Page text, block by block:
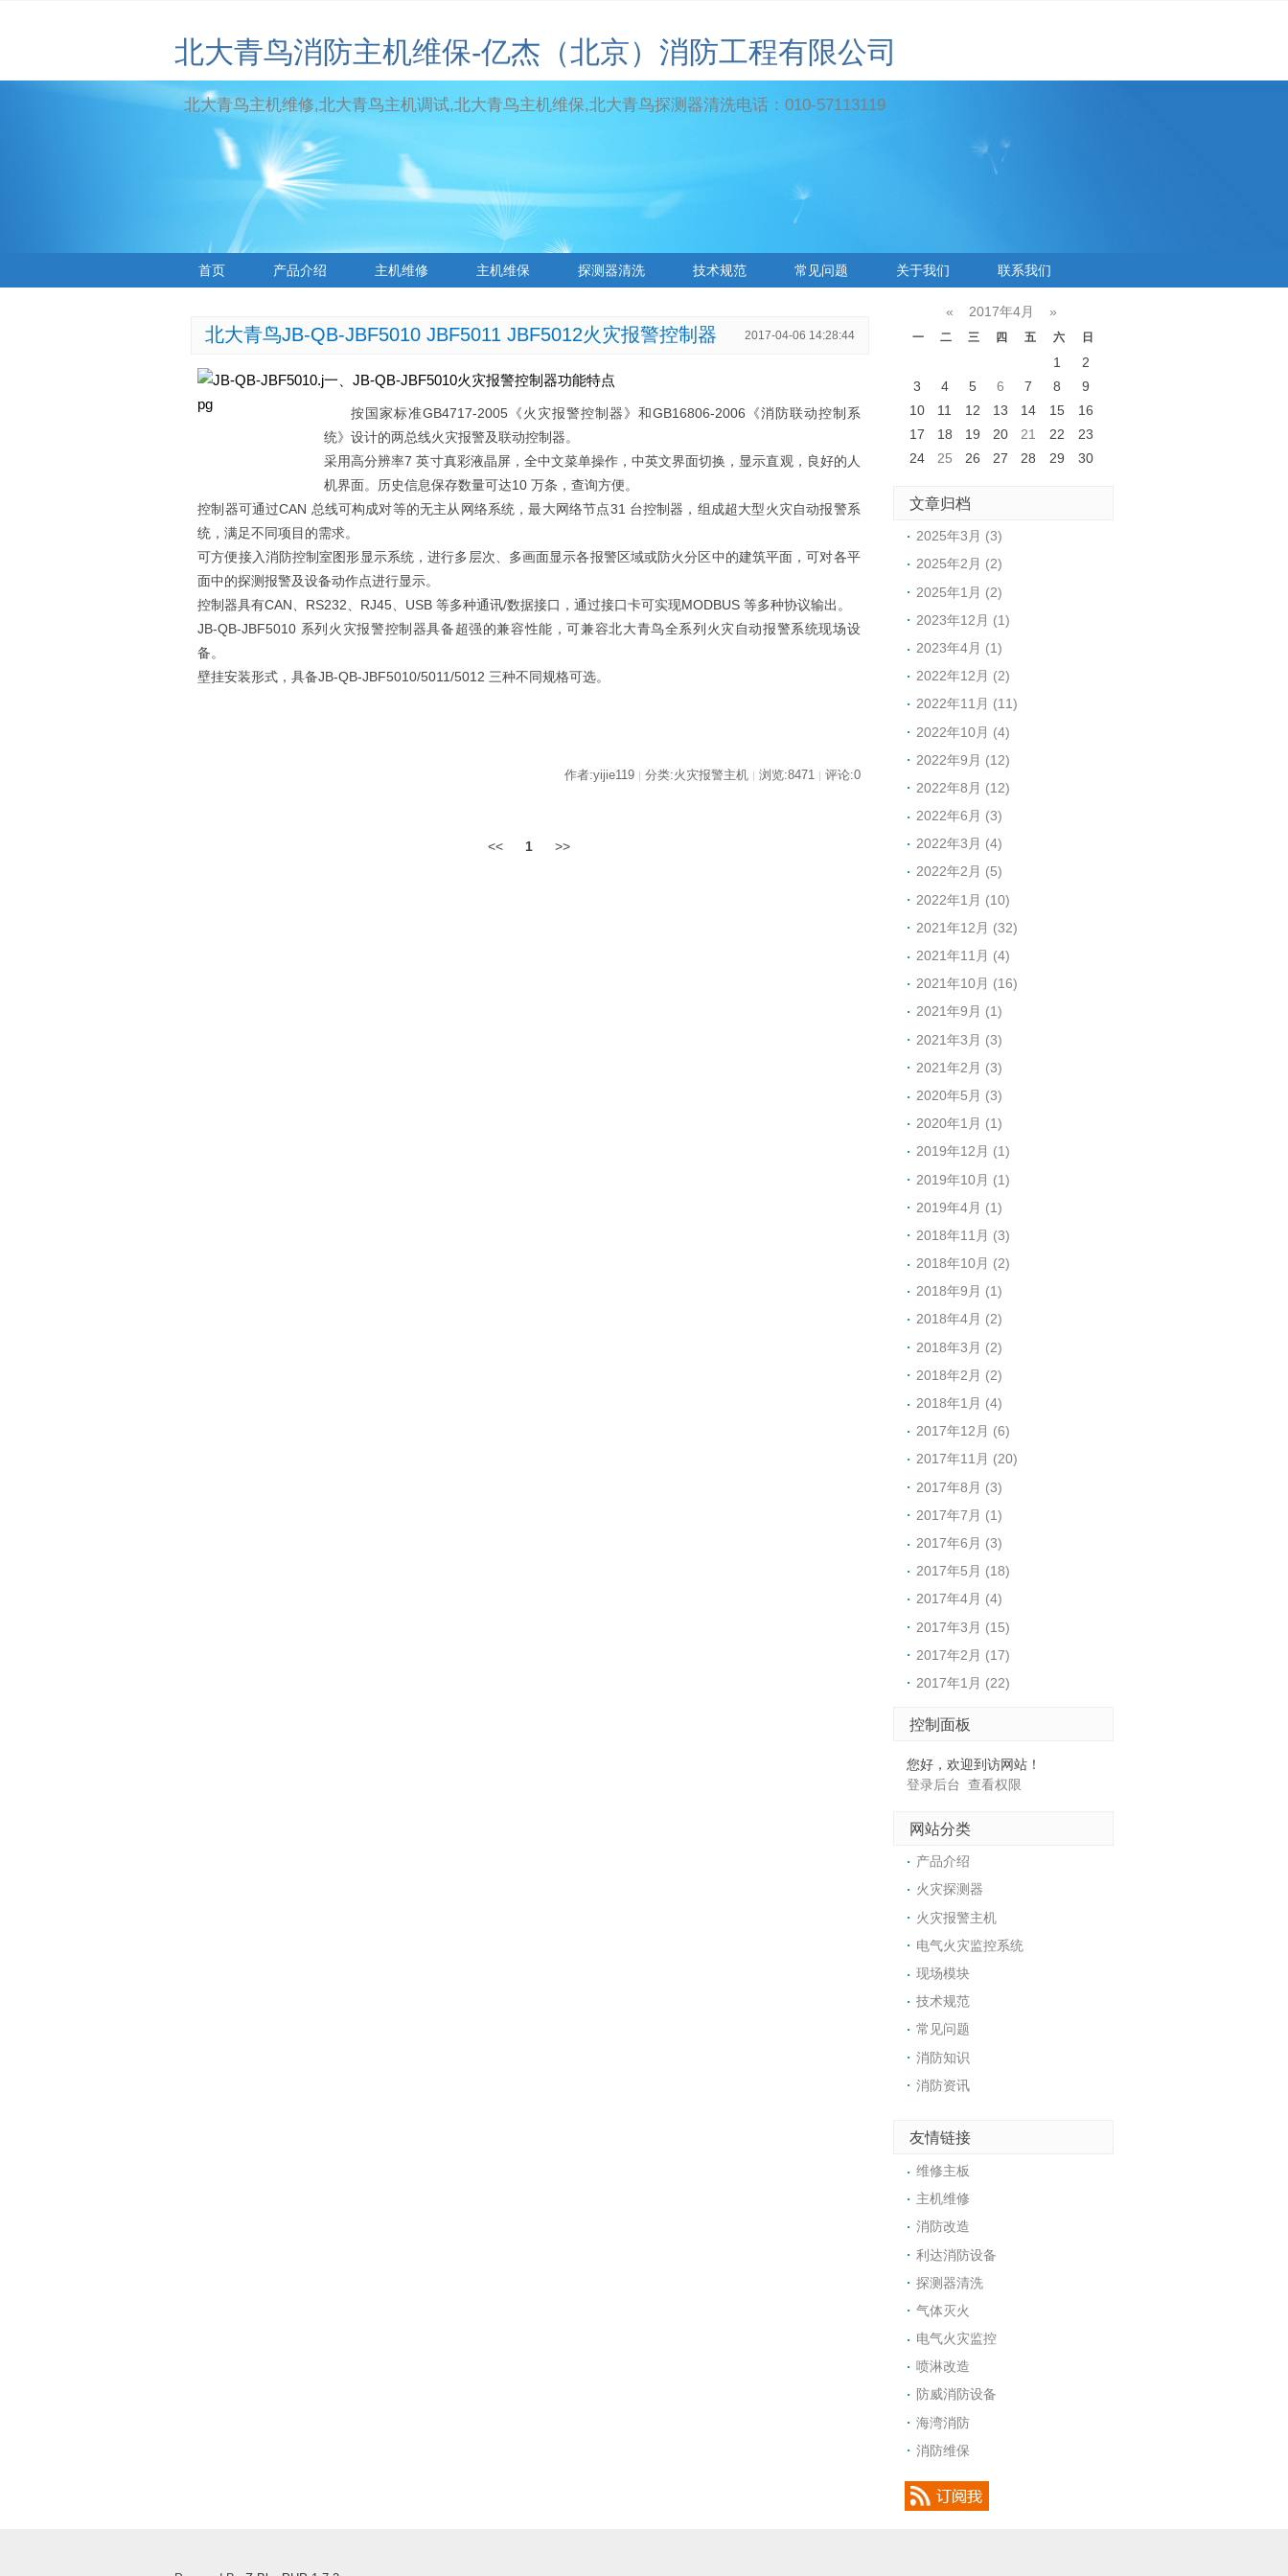
北大青鸟消防主机维保-亿杰（北京）消防工程有限公司
北大青鸟主机维修,北大青鸟主机调试,北大青鸟主机维保,北大青鸟探测器清洗电话：010-57113119
首页 产品介绍 主机维修 主机维保 探测器清洗 技术规范 常见问题 关于我们 联系我们
北大青鸟JB-QB-JBF5010 JBF5011 JBF5012火灾报警控制器 2017-04-06 14:28:44
一、JB-QB-JBF5010火灾报警控制器功能特点
按国家标准GB4717-2005《火灾报警控制器》和GB16806-2006《消防联动控制系
统》设计的两总线火灾报警及联动控制器。
采用高分辨率7 英寸真彩液晶屏，全中文菜单操作，中英文界面切换，显示直观，良好的人
机界面。历史信息保存数量可达10 万条，查询方便。
控制器可通过CAN 总线可构成对等的无主从网络系统，最大网络节点31 台控制器，组成超大型火灾自动报警系
统，满足不同项目的需求。
可方便接入消防控制室图形显示系统，进行多层次、多画面显示各报警区域或防火分区中的建筑平面，可对各平
面中的探测报警及设备动作点进行显示。
控制器具有CAN、RS232、RJ45、USB 等多种通讯/数据接口，通过接口卡可实现MODBUS 等多种协议输出。
JB-QB-JBF5010 系列火灾报警控制器具备超强的兼容性能，可兼容北大青鸟全系列火灾自动报警系统现场设
备。
壁挂安装形式，具备JB-QB-JBF5010/5011/5012 三种不同规格可选。
作者:yijie119 | 分类:火灾报警主机 | 浏览:8471 | 评论:0
<< 1 >>
« 2017年4月 »
一 二 三 四 五 六 日
1
2
3
4 5 6 7 8
9
10
11 12 13 14 15
16
17
18 19 20 21 22
23
24
25 26 27 28 29 30
文章归档
2025年3月 (3)
2025年2月 (2)
2025年1月 (2)
2023年12月 (1)
2023年4月 (1)
2022年12月 (2)
2022年11月 (11)
2022年10月 (4)
2022年9月 (12)
2022年8月 (12)
2022年6月 (3)
2022年3月 (4)
2022年2月 (5)
2022年1月 (10)
2021年12月 (32)
2021年11月 (4)
2021年10月 (16)
2021年9月 (1)
2021年3月 (3)
2021年2月 (3)
2020年5月 (3)
2020年1月 (1)
2019年12月 (1)
2019年10月 (1)
2019年4月 (1)
2018年11月 (3)
2018年10月 (2)
2018年9月 (1)
2018年4月 (2)
2018年3月 (2)
2018年2月 (2)
2018年1月 (4)
2017年12月 (6)
2017年11月 (20)
2017年8月 (3)
2017年7月 (1)
2017年6月 (3)
2017年5月 (18)
2017年4月 (4)
2017年3月 (15)
2017年2月 (17)
2017年1月 (22)
控制面板
您好，欢迎到访网站！
登录后台 查看权限
网站分类
产品介绍
火灾探测器
火灾报警主机
电气火灾监控系统
现场模块
技术规范
常见问题
消防知识
消防资讯
友情链接
维修主板
主机维修
消防改造
利达消防设备
探测器清洗
气体灭火
电气火灾监控
喷淋改造
防威消防设备
海湾消防
消防维保